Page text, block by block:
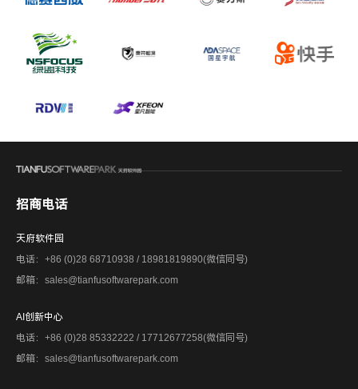
招商电话
天府软件园
电话：+86 (0)28 68710938 / 18981819890(微信同号)
邮箱：sales@tianfusoftwarepark.com
AI创新中心
电话：+86 (0)28 85332222 / 17712677258(微信同号)
邮箱：sales@tianfusoftwarepark.com